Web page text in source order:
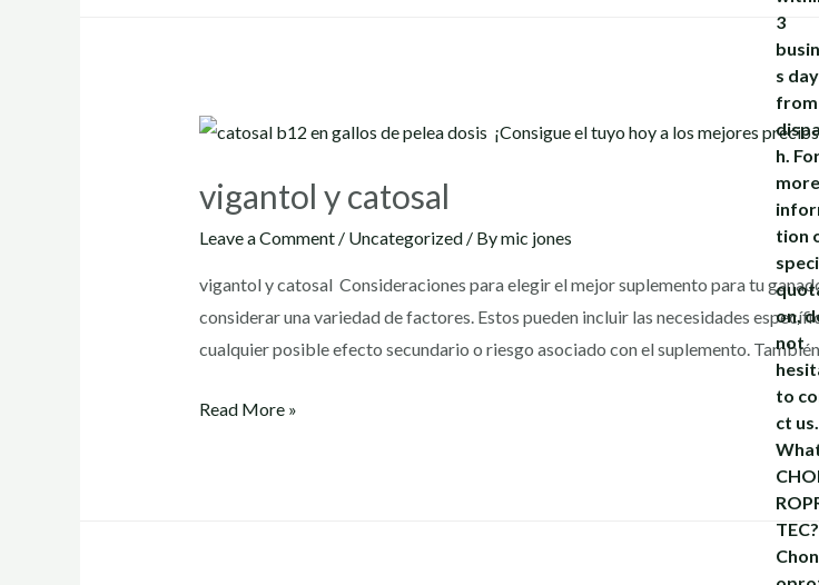
vigantol y catosal
Leave a Comment / Uncategorized/ Bymic jones
vigantol y catosal Consideraciones para elegir el mejor suplemento para tu
considerar una variedad de factores. Estos pueden incluir las necesidades
cualquier posible efecto secundario o riesgo asociado con el suplemento. También
vigantol
Read More »